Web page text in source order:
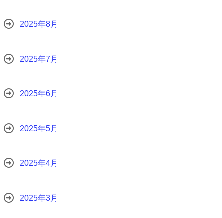
2025年8月
2025年7月
2025年6月
2025年5月
2025年4月
2025年3月